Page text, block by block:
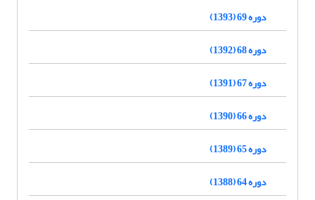
دوره 69 (1393)
دوره 68 (1392)
دوره 67 (1391)
دوره 66 (1390)
دوره 65 (1389)
دوره 64 (1388)